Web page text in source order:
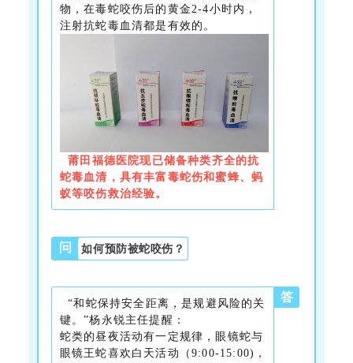
物，在毒蛇咬伤后的黄金2-4小时内 ，
注射抗蛇毒血清都是有效的。
莆田福德医院现已储备种类齐全的抗
蛇毒血清 ， 具有丰富毒蛇伤和蜜蜂、蚂
蚁等咬伤救治经验。
问 如何预防被蛇咬伤？
“和蛇保持安全距离，是规避风险的关
键。”杨永锐主任提醒：
蛇类的昼夜活动有一定规律，眼镜蛇与
眼镜王蛇喜欢白天活动（9:00-15:00)，
答